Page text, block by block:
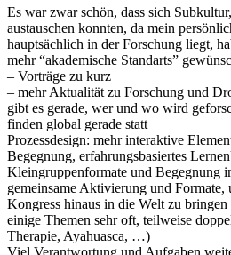
Es war zwar schön, dass sich
austauschen konnten, da mein
hauptsächlich in der Forschung liegt,
mehr “akademische Standarts”
– Vorträge zu kurz
– mehr Aktualität zu Forschung und
gibt es gerade, wer und wo wird
finden global gerade statt
Prozessdesign: mehr interaktive
Begegnung, erfahrungsbasiertes
Kleingruppenformate und Begegnung
gemeinsame Aktivierung und Formate,
Kongress hinaus in die Welt zu
einige Themen sehr oft, teilweise
Therapie, Ayahuasca, …)
Viel Verantwortung und Aufgaben